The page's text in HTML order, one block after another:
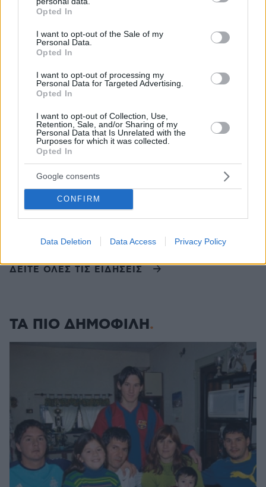
grant or deny consent to Google and its third-party tags to
use your data for below specified purposes in below Google
consent section.
Opted In
I want to opt-out of the Sale of my
Personal Data.
Opted In
I want to opt-out of processing my
Personal Data for Targeted Advertising.
Opted In
I want to opt-out of Collection, Use,
Retention, Sale, and/or Sharing of my
Personal Data that Is Unrelated with the
Purposes for which it was collected.
Opted In
Google consents
CONFIRM
Data Deletion Data Access Privacy Policy
Φοκάτσια με κοτόπουλο, πέστο και ντοματίνια
κατόχους ηλεκτρικών πατινιών: Κράνος και γιλέκο,
διαφορετικά τσουχτερά πρόστιμα
09.08.2026, 04:37
Μαζικός γάμος 1.500 ζευγαριών στη Νιγηρία
Τουλάχιστον τρεις νεκροί και πολλοί τραυματίες
εξαιτίας ρωσικών πληγμάτων στην Ουκρανία
09.08.2026, 03:05
Συναγερμός στην Έδεσσα για την εξαφάνιση 31χρονου
09.08.2026, 02:46
«Δώρο» 1 δισ. δολαρίων στη Κολομβία από τις ΗΠΑ
μετά την ορκωμοσία του νέου τραμπικού προέδρου
09.08.2026, 02:08
ΔΕΙΤΕ ΟΛΕΣ ΤΙΣ ΕΙΔΗΣΕΙΣ
ΤΑ ΠΙΟ ΔΗΜΟΦΙΛΗ